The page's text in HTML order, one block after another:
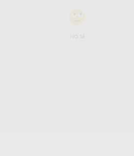
NO SÉ